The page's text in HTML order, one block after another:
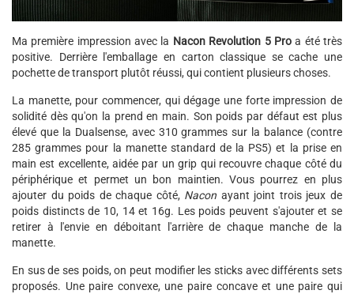
Ma première impression avec la Nacon Revolution 5 Proa été très
positive. Derrière l'emballage en carton classique se cache une
pochette de transport plutôt réussi, qui contient plusieurs choses.
La manette, pour commencer, qui dégage une forte impression de
solidité dès qu'on la prend en main. Son poids par défaut est plus
élevé que la Dualsense, avec 310 grammes sur la balance (contre
285 grammes pour la manette standard de la PS5) et la prise en
main est excellente, aidée par un grip qui recouvre chaque côté du
périphérique et permet un bon maintien. Vous pourrez en plus
ajouter du poids de chaque côté, Nacon ayant joint trois jeux de
poids distincts de 10, 14 et 16g. Les poids peuvent s'ajouter et se
retirer à l'envie en déboitant l'arrière de chaque manche de la
manette.
En sus de ses poids, on peut modifier les sticks avec différents sets
proposés. Une paire convexe, une paire concave et une paire qui